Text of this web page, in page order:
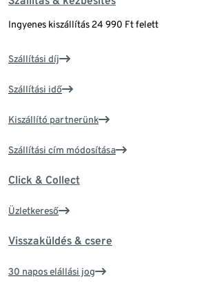
Ingyenes kiszállítás 24 990 Ft felett
Szállítási díj
Szállítási idő
Kiszállító partnerünk
Szállítási cím módosítása
Click & Collect
Üzletkereső
Visszaküldés & csere
30 napos elállási jog